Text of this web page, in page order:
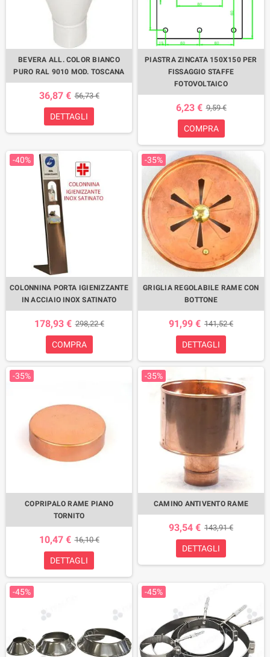
BEVERA ALL. COLOR BIANCO
PURO RAL 9010 MOD. TOSCANA
36,87 € 56,73 €
DETTAGLI
PIASTRA ZINCATA 150X150 PER
FISSAGGIO STAFFE
FOTOVOLTAICO
6,23 € 9,59 €
COMPRA
-40%
COLONNINA PORTA IGIENIZZANTE
IN ACCIAIO INOX SATINATO
178,93 € 298,22 €
COMPRA
-35%
GRIGLIA REGOLABILE RAME CON
BOTTONE
91,99 € 141,52 €
DETTAGLI
-35%
COPRIPALO RAME PIANO
TORNITO
10,47 € 16,10 €
DETTAGLI
-35%
CAMINO ANTIVENTO RAME
93,54 € 143,91 €
DETTAGLI
-45% -45%